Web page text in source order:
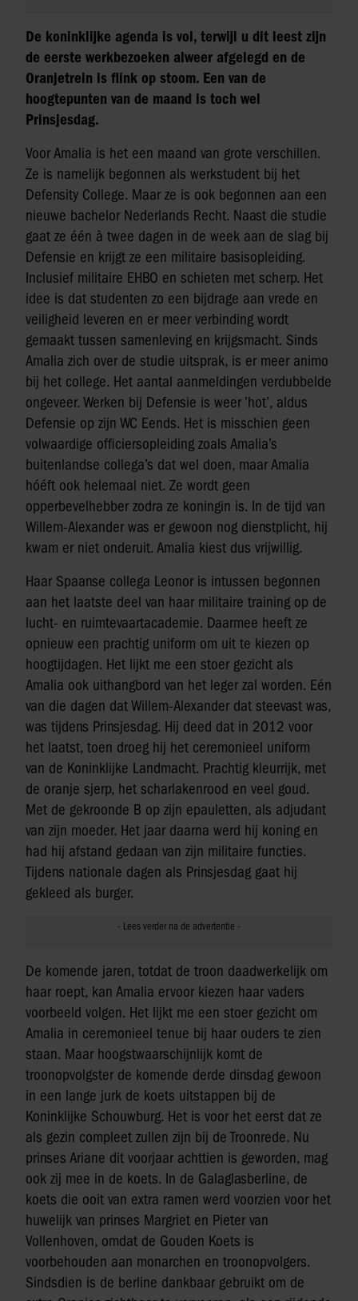
De koninklijke agenda is vol, terwijl u dit leest zijn
de eerste werkbezoeken alweer afgelegd en de
Oranjetrein is flink op stoom. Een van de
hoogtepunten van de maand is toch wel
Prinsjesdag.
Voor Amalia is het een maand van grote verschillen.
Ze is namelijk begonnen als werkstudent bij het
Defensity College. Maar ze is ook begonnen aan een
nieuwe bachelor Nederlands Recht. Naast die studie
gaat ze één à twee dagen in de week aan de slag bij
Defensie en krijgt ze een militaire basisopleiding.
Inclusief militaire EHBO en schieten met scherp. Het
idee is dat studenten zo een bijdrage aan vrede en
veiligheid leveren en er meer verbinding wordt
gemaakt tussen samenleving en krijgsmacht. Sinds
Amalia zich over de studie uitsprak, is er meer animo
bij het college. Het aantal aanmeldingen verdubbelde
ongeveer. Werken bij Defensie is weer ’hot’, aldus
Defensie op zijn WC Eends. Het is misschien geen
volwaardige officiersopleiding zoals Amalia’s
buitenlandse collega’s dat wel doen, maar Amalia
hóéft ook helemaal niet. Ze wordt geen
opperbevelhebber zodra ze koningin is. In de tijd van
Willem-Alexander was er gewoon nog dienstplicht, hij
kwam er niet onderuit. Amalia kiest dus vrijwillig.
Haar Spaanse collega Leonor is intussen begonnen
aan het laatste deel van haar militaire training op de
lucht- en ruimtevaartacademie. Daarmee heeft ze
opnieuw een prachtig uniform om uit te kiezen op
hoogtijdagen. Het lijkt me een stoer gezicht als
Amalia ook uithangbord van het leger zal worden. Eén
van die dagen dat Willem-Alexander dat steevast was,
was tijdens Prinsjesdag. Hij deed dat in 2012 voor
het laatst, toen droeg hij het ceremonieel uniform
van de Koninklijke Landmacht. Prachtig kleurrijk, met
de oranje sjerp, het scharlakenrood en veel goud.
Met de gekroonde B op zijn epauletten, als adjudant
van zijn moeder. Het jaar daarna werd hij koning en
had hij afstand gedaan van zijn militaire functies.
Tijdens nationale dagen als Prinsjesdag gaat hij
gekleed als burger.
De komende jaren, totdat de troon daadwerkelijk om
haar roept, kan Amalia ervoor kiezen haar vaders
voorbeeld volgen. Het lijkt me een stoer gezicht om
Amalia in ceremonieel tenue bij haar ouders te zien
staan. Maar hoogstwaarschijnlijk komt de
troonopvolgster de komende derde dinsdag gewoon
in een lange jurk de koets uitstappen bij de
Koninklijke Schouwburg. Het is voor het eerst dat ze
als gezin compleet zullen zijn bij de Troonrede. Nu
prinses Ariane dit voorjaar achttien is geworden, mag
ook zij mee in de koets. In de Galaglasberline, de
koets die ooit van extra ramen werd voorzien voor het
huwelijk van prinses Margriet en Pieter van
Vollenhoven, omdat de Gouden Koets is
voorbehouden aan monarchen en troonopvolgers.
Sindsdien is de berline dankbaar gebruikt om de